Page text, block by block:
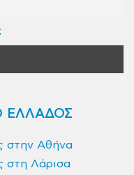
ΕΛΛΑΔΟΣ
στην Αθήνα
στη Λάρισα